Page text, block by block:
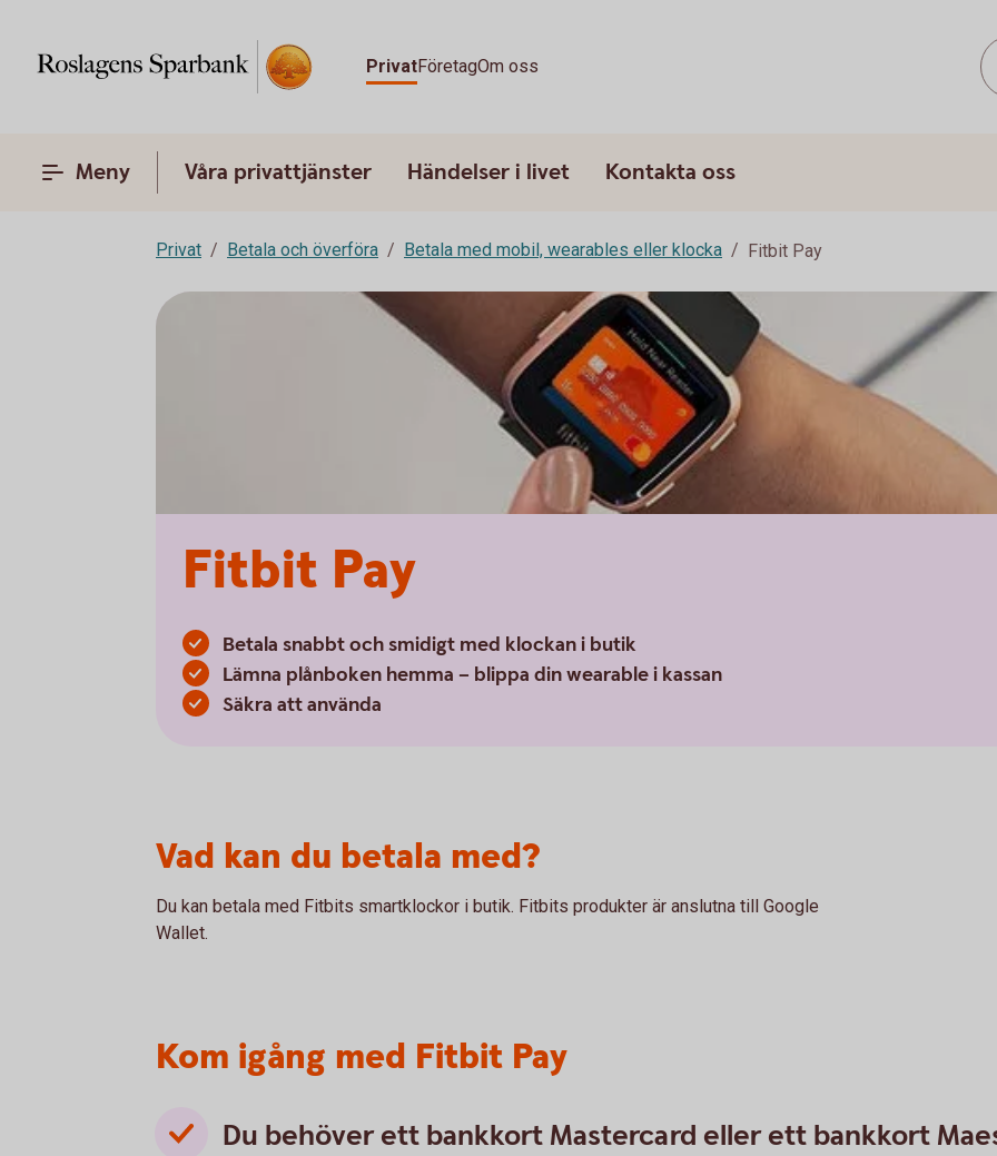
PrivatFöretagOm oss
Meny Våra privattjänster Händelser i livet Kontakta oss
Privat Betala och överföra Betala med mobil, wearables eller klocka Fitbit Pay
Fitbit Pay
Betala snabbt och smidigt med klockan i butik
Lämna plånboken hemma – blippa din wearable i kassan
Säkra att använda
Vad kan du betala med?
Du kan betala med Fitbits smartklockor i butik. Fitbits produkter är anslutna till Google
Wallet.
Kom igång med Fitbit Pay
Du behöver ett bankkort Mastercard eller ett bankkort